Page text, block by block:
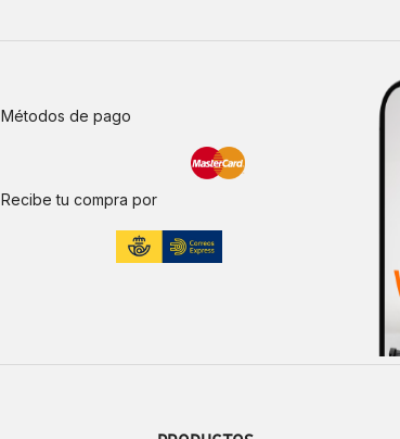
Métodos de pago
Recibe tu compra por